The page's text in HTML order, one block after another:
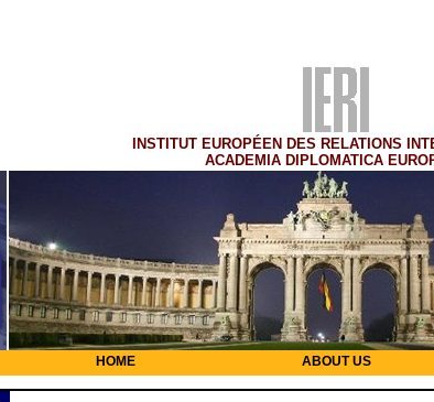
INSTITUT EUROPÉEN DES RELATIONS
ACADEMIA DIPLOMATICA
HOME ABOUT US